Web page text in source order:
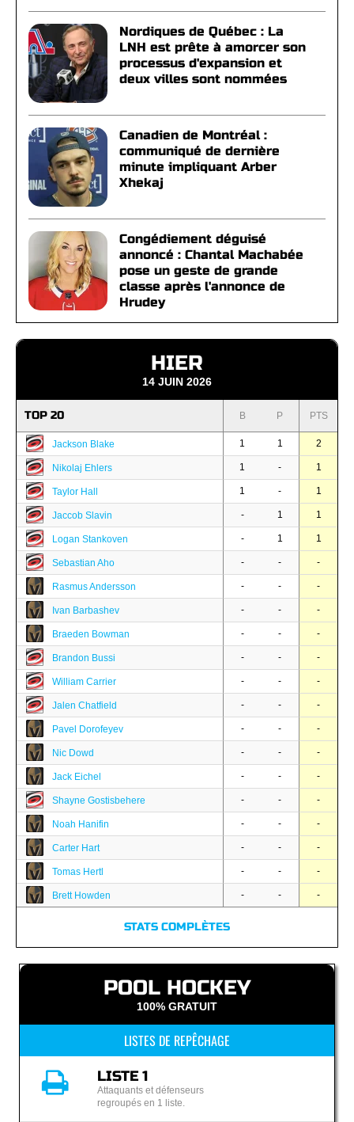
Nordiques de Québec : La
LNH est prête à amorcer son
processus d'expansion et
deux villes sont nommées
Canadien de Montréal :
communiqué de dernière
minute impliquant Arber
Xhekaj
Congédiement déguisé
annoncé : Chantal Machabée
pose un geste de grande
classe après l'annonce de
Hrudey
HIER
14 JUIN 2026
TOP 20 B P PTS
Jackson Blake 1 1 2
Nikolaj Ehlers 1 - 1
Taylor Hall 1 - 1
Jaccob Slavin - 1 1
Logan Stankoven - 1 1
Sebastian Aho - - -
Rasmus Andersson - - -
Ivan Barbashev - - -
Braeden Bowman - - -
Brandon Bussi - - -
William Carrier - - -
Jalen Chatfield - - -
Pavel Dorofeyev - - -
Nic Dowd - - -
Jack Eichel - - -
Shayne Gostisbehere - - -
Noah Hanifin - - -
Carter Hart - - -
Tomas Hertl - - -
Brett Howden - - -
STATS COMPLÈTES
POOL HOCKEY
100% GRATUIT
LISTES DE REPÊCHAGE
LISTE 1
Attaquants et défenseurs
regroupés en 1 liste.